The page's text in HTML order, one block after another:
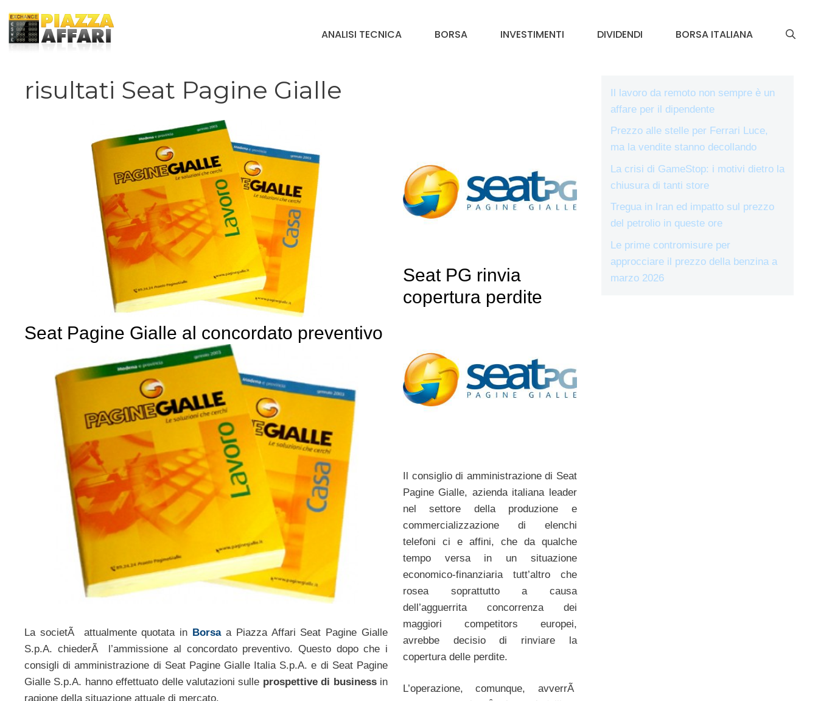
contenuto
ANALISI TECNICA BORSA INVESTIMENTI DIVIDENDI BORSA ITALIANA
risultati Seat Pagine Gialle
Seat Pagine Gialle al concordato preventivo
La societÃ attualmente quotata in Borsaa Piazza Affari Seat Pagine Gialle
S.p.A. chiederÃ l’ammissione al concordato preventivo. Questo dopo che i
consigli di amministrazione di Seat Pagine Gialle Italia S.p.A. e di Seat Pagine
Gialle S.p.A. hanno effettuato delle valutazioni sulle prospettive di businessin
ragione della situazione attuale di mercato.
Seat PG rinvia
copertura perdite
Il consiglio di amministrazione di Seat
Pagine Gialle, azienda italiana leader
nel settore della produzione e
commercializzazione di elenchi
telefoni ci e affini, che da qualche
tempo versa in un situazione
economico-finanziaria tutt’altro che
rosea soprattutto a causa
dell’agguerrita concorrenza dei
maggiori competitors europei,
avrebbe decisio di rinviare la
copertura delle perdite.
L’operazione, comunque, avverrÃ
Il lavoro da remoto non sempre è un
affare per il dipendente
Prezzo alle stelle per Ferrari Luce,
ma la vendite stanno decollando
La crisi di GameStop: i motivi dietro la
chiusura di tanti store
Tregua in Iran ed impatto sul prezzo
del petrolio in queste ore
Le prime contromisure per
approcciare il prezzo della benzina a
marzo 2026